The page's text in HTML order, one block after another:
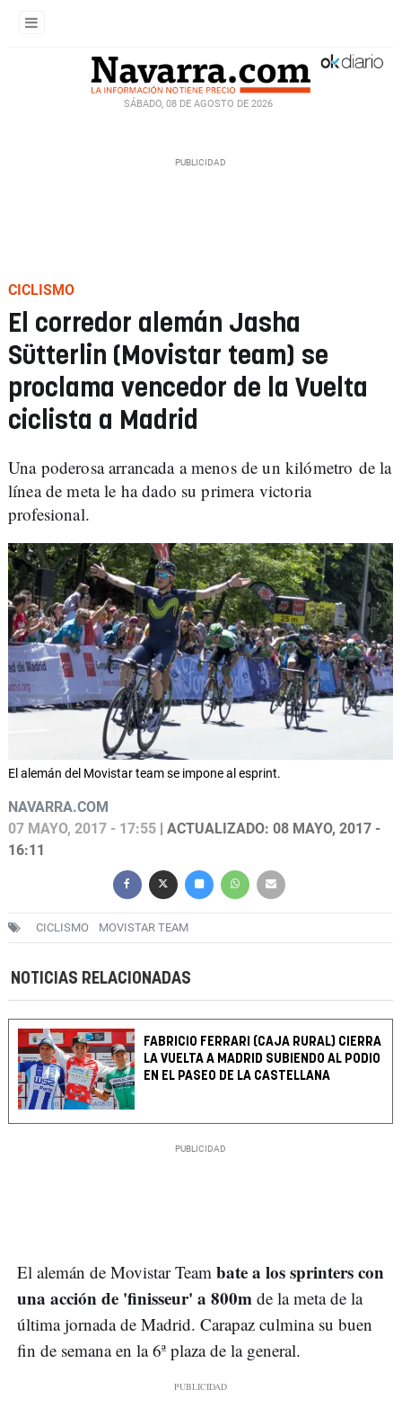
SÁBADO, 08 DE AGOSTO DE 2026
CICLISMO
El corredor alemán Jasha
Sütterlin (Movistar team) se
proclama vencedor de la Vuelta
ciclista a Madrid
Una poderosa arrancada a menos de un kilómetro de la
línea de meta le ha dado su primera victoria
profesional.
El alemán del Movistar team se impone al esprint.
NAVARRA.COM
07 MAYO, 2017 - 17:55 | ACTUALIZADO: 08 MAYO, 2017 -
16:11
CICLISMO MOVISTAR TEAM
NOTICIAS RELACIONADAS
FABRICIO FERRARI (CAJA RURAL) CIERRA
LA VUELTA A MADRID SUBIENDO AL PODIO
EN EL PASEO DE LA CASTELLANA
El alemán de Movistar Team bate a los sprinters con
una acción de 'finisseur' a 800m de la meta de la
última jornada de Madrid. Carapaz culmina su buen
fin de semana en la 6ª plaza de la general.